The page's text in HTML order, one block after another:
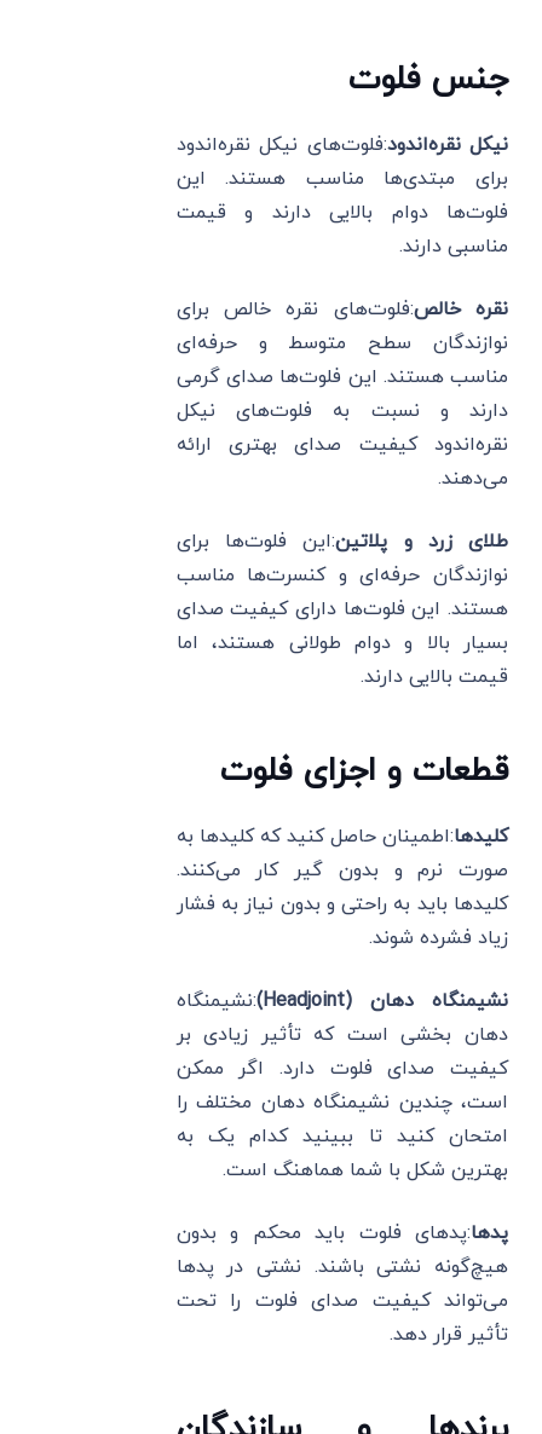
جنس فلوت
نیکل نقره‌اندود:فلوت‌های نیکل نقره‌اندود
برای مبتدی‌ها مناسب هستند. این
فلوت‌ها دوام بالایی دارند و قیمت
مناسبی دارند.
نقره خالص:فلوت‌های نقره خالص برای
نوازندگان سطح متوسط و حرفه‌ای
مناسب هستند. این فلوت‌ها صدای گرمی
دارند و نسبت به فلوت‌های نیکل
نقره‌اندود کیفیت صدای بهتری ارائه
می‌دهند.
طلای زرد و پلاتین:این فلوت‌ها برای
نوازندگان حرفه‌ای و کنسرت‌ها مناسب
هستند. این فلوت‌ها دارای کیفیت صدای
بسیار بالا و دوام طولانی هستند، اما
قیمت بالایی دارند.
قطعات و اجزای فلوت
کلیدها:اطمینان حاصل کنید که کلیدها به
صورت نرم و بدون گیر کار می‌کنند.
کلیدها باید به راحتی و بدون نیاز به فشار
زیاد فشرده شوند.
نشیمنگاه دهان (Headjoint)
:نشیمنگاه
دهان بخشی است که تأثیر زیادی بر
کیفیت صدای فلوت دارد. اگر ممکن
است، چندین نشیمنگاه دهان مختلف را
امتحان کنید تا ببینید کدام یک به
بهترین شکل با شما هماهنگ است.
پدها:پدهای فلوت باید محکم و بدون
هیچ‌گونه نشتی باشند. نشتی در پدها
می‌تواند کیفیت صدای فلوت را تحت
تأثیر قرار دهد.